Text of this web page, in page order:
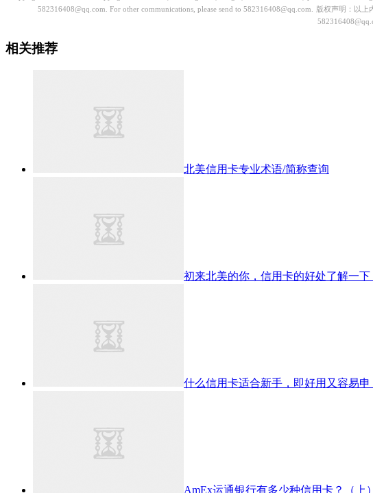
582316408@qq.com. For other communications, please send to 582316408@qq.com.
版权声明：以上
相关推荐
北美信用卡专业术语/简称查询
初来北美的你，信用卡的好处了解一下
什么信用卡适合新手，即好用又容易申
AmEx运通银行有多少种信用卡？（上）